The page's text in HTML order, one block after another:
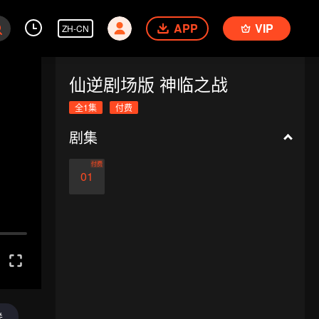
ZH-CN APP VIP
仙逆剧场版 神临之战
全1集 付费
剧集
01
付费